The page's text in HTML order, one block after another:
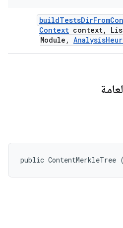
buildTestsDirFrom
Context context,
Module , Analysis
public ContentMerkleTree